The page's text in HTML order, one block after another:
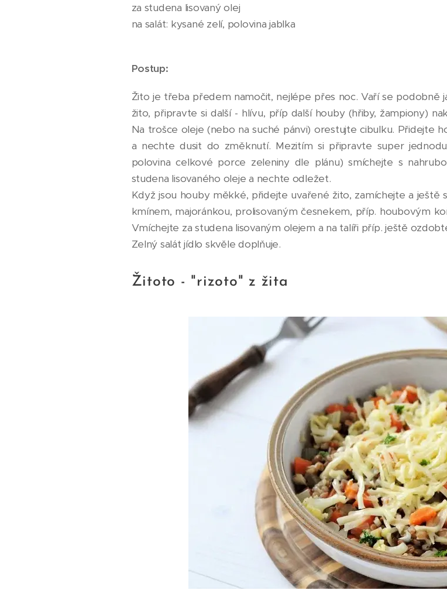
za studena lisovaný olej
na salát: kysané zelí, polovina jablka
Postup:
Žito je třeba předem namočit, nejlépe přes noc. Vaří se podobně
žito, připravte si další - hlívu, příp další houby (hřiby, žampiony)
Na trošce oleje (nebo na suché pánvi) orestujte cibulku. Přidejte
a nechte dusit do změknutí. Mezitím si připravte super
polovina celkové porce zeleniny dle plánu) smíchejte s
studena lisovaného oleje a nechte odležet.
Když jsou houby měkké, přidejte uvařené žito, zamíchejte a
kmínem, majoránkou, prolisovaným česnekem, příp. houbovým
Vmíchejte za studena lisovaným olejem a na talíři příp. ještě
Zelný salát jídlo skvěle doplňuje.
Žitoto - "rizoto" z žita